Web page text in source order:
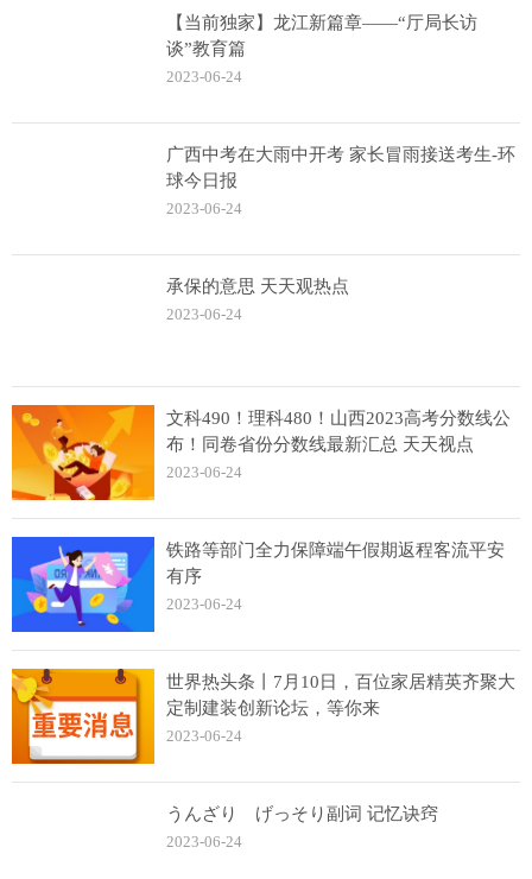
【当前独家】龙江新篇章——“厅局长访
谈”教育篇
2023-06-24
广西中考在大雨中开考 家长冒雨接送考生-环
球今日报
2023-06-24
承保的意思 天天观热点
2023-06-24
文科490！理科480！山西2023高考分数线公
布！同卷省份分数线最新汇总 天天视点
2023-06-24
铁路等部门全力保障端午假期返程客流平安
有序
2023-06-24
世界热头条丨7月10日，百位家居精英齐聚大
定制建装创新论坛，等你来
2023-06-24
うんざり げっそり副词 记忆诀窍
2023-06-24